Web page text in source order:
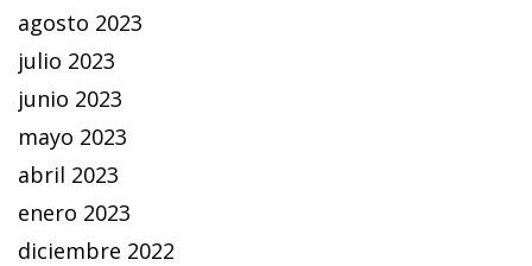
agosto 2023
julio 2023
junio 2023
mayo 2023
abril 2023
enero 2023
diciembre 2022